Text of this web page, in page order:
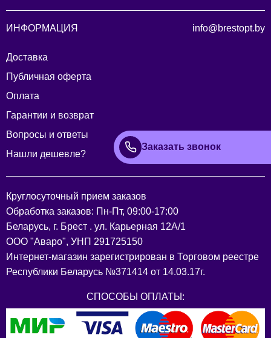
ИНФОРМАЦИЯ
Доставка
Публичная оферта
Оплата
Гарантии и возврат
Вопросы и ответы
Нашли дешевле?
info@brestopt.by
Заказать звонок
Круглосуточный прием заказов
Обработка заказов: Пн-Пт, 09:00-17:00
Беларусь, г. Брест . ул. Карьерная 12А/1
ООО "Аваро", УНП 291725150
Интернет-магазин зарегистрирован в Торговом реестре
Республики Беларусь №371414 от 14.03.17г.
СПОСОБЫ ОПЛАТЫ: